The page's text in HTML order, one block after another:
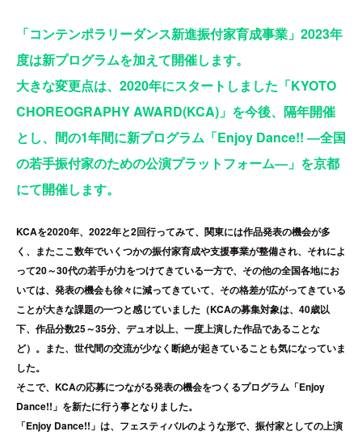
「コンテンポラリーダンス新進振付家育成事業」2023年
度は新プログラムを加えて開催します。
大きな変更点は、2020年にスタートしました「KYOTO
CHOREOGRAPHY AWARD(KCA)」を今後、隔年開催
とし、間の1年間に新プログラム「Enjoy Dance!! ―全国
の若手振付家のための公演プラットフォーム―」を京都
にて開催します。
KCAを2020年、2022年と2回行ってみて、関東には作品発表の機会が多
く、またここ数年でいくつかの振付家育成や支援事業が整備され、それによ
って20～30代の若手が力をつけてきている一方で、その他の全国各地にお
いては、発表の機会も徐々に減ってきていて、その格差が広がってきている
ことが大きな課題の一つと感じていました（KCAの募集対象は、40歳以
下、作品分数25～35分、デュオ以上、一度上演した作品であることな
ど）。また、世代間の交流が少なく断絶が起きていることも気になっていま
した。
そこで、KCAの応募につながる発表の機会をつくるプログラム「Enjoy
Dance!!」を新たに行う事となりました。
「Enjoy Dance!!」は、フェスティバルのような形で、振付家としての上演